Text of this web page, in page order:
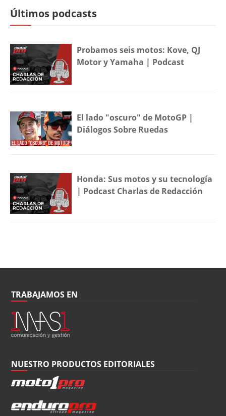
Últimos podcasts
Probamos seis motos: Kove, QJ
Motor y Yamaha | Podcast
El lado "oscuro" de MotoGP |
Diálogos Sobre Ruedas
Honda: Sus motos y su tecnología
| Podcast Charlas de Redacción
TRABAJAMOS EN
NUESTRO PRODUCTOS EDITORIALES